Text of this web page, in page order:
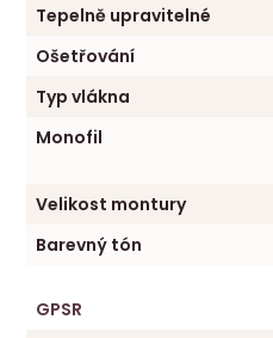
Tepelně upravitelné
Ošetřování
Typ vlákna
Monofil
Velikost montury
Barevný tón
GPSR